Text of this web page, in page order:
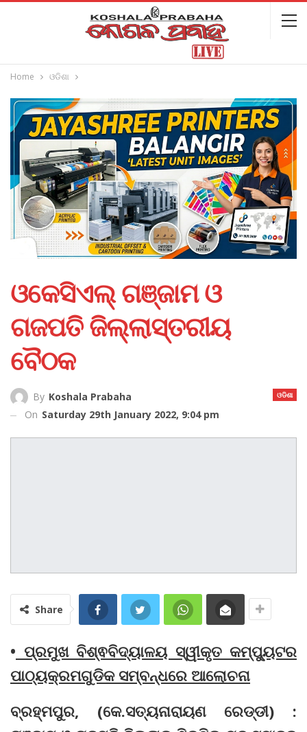
Home ଓଡିଶା
ଓକେସିଏଲ୍ ଗଞ୍ଜାମ ଓ
ଗଜପତି ଜିଲ୍ଲାସ୍ତରୀୟ
ବୈଠକ
ଓଡିଶା
By Koshala Prabaha
On Saturday 29th January 2022, 9:04 pm
Share
• ପ୍ରମୁଖ ବିଶ୍ଵବିଦ୍ୟାଳୟ ସ୍ୱୀକୃତ କମ୍ପ୍ୟୁଟର
ପାଠ୍ୟକ୍ରମଗୁଡିକ ସମ୍ବନ୍ଧରେ ଆଲୋଚନା
ବ୍ରହ୍ମପୁର, (କେ.ସତ୍ୟନାରାୟଣ ରେଡ୍ଡୀ) :